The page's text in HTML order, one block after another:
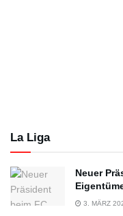
La Liga
Neuer
3. MÄRZ